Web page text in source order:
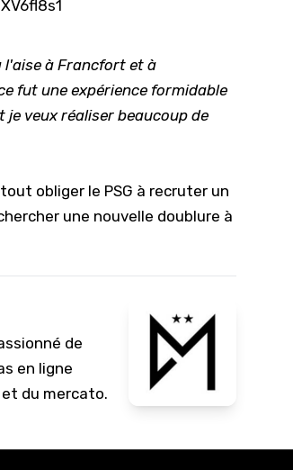
l'aise à Francfort et à
fut une expérience formidable
veux réaliser beaucoup de
obliger le PSG à recruter un
une nouvelle doublure à
de
en ligne
du mercato.